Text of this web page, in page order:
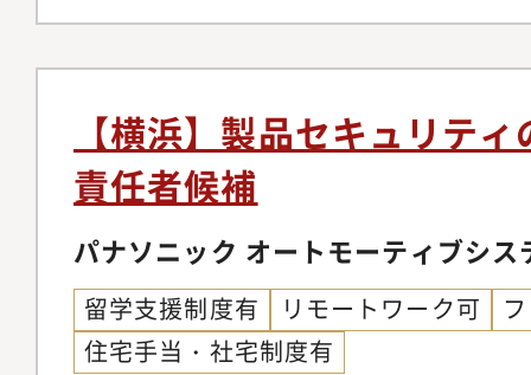
務と期待する役割製
当として、上長らと
の推進および、運用
す。・主な業務は以
キュリティ関連の国
ISO/SAE 21434等）
の運用、国内外の関
支援、ならびに内部
2)製品インシデント
基礎的な知識（法規
セスメント等のいず
は学ぶ意欲）
【横浜】製品セキュリテ
責任者候補
パナソニック オートモーティブシス
留学支援制度有 リモートワーク可
住宅手当・社宅制度有